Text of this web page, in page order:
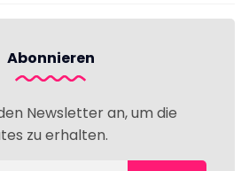
Abonnieren
Newsletter an, um die
zu erhalten.